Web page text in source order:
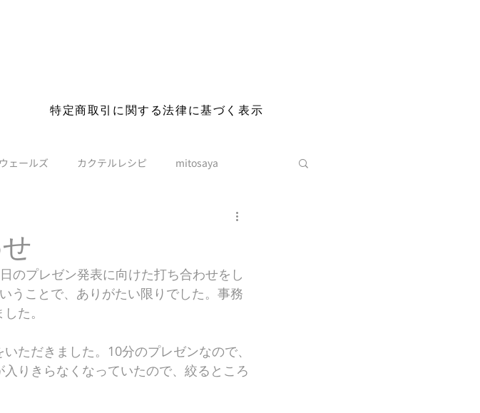
特定商取引に関する法律に基づく表示
ウェールズ カクテルレシピ mitosaya
のプレゼン発表に向けた打ち合わせをし
うことで、ありがたい限りでした。事務
た。
ただきました。10分のプレゼンなので、
りきらなくなっていたので、絞るところ